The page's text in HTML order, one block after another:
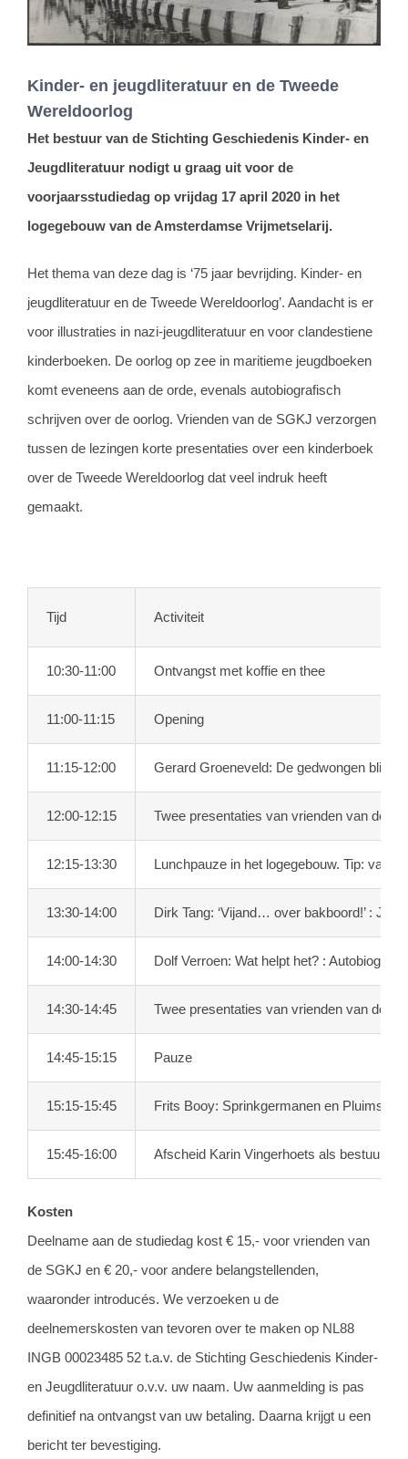
Kinder- en jeugdliteratuur en de Tweede
Wereldoorlog
Het bestuur van de Stichting Geschiedenis Kinder- en
Jeugdliteratuur nodigt u graag uit voor de
voorjaarsstudiedag op vrijdag 17 april 2020 in het
logegebouw van de Amsterdamse Vrijmetselarij.
Het thema van deze dag is ‘75 jaar bevrijding. Kinder- en
jeugdliteratuur en de Tweede Wereldoorlog’. Aandacht is er
voor illustraties in nazi-jeugdliteratuur en voor clandestiene
kinderboeken. De oorlog op zee in maritieme jeugdboeken
komt eveneens aan de orde, evenals autobiografisch
schrijven over de oorlog. Vrienden van de SGKJ verzorgen
tussen de lezingen korte presentaties over een kinderboek
over de Tweede Wereldoorlog dat veel indruk heeft
gemaakt.
Tijd Activiteit
10:30-11:00 Ontvangst met koffie en thee
11:00-11:15 Opening
11:15-12:00 Gerard Groeneveld: De gedwongen blik:
12:00-12:15 Twee presentaties van vrienden van de
12:15-13:30 Lunchpauze in het logegebouw. Tip:
13:30-14:00 Dirk Tang: ‘Vijand… over bakboord!’ :
14:00-14:30 Dolf Verroen: Wat helpt het? :
14:30-14:45 Twee presentaties van vrienden van de
14:45-15:15 Pauze
15:15-15:45 Frits Booy: Sprinkgermanen en
15:45-16:00 Afscheid Karin Vingerhoets als
Kosten
Deelname aan de studiedag kost € 15,- voor vrienden van
de SGKJ en € 20,- voor andere belangstellenden,
waaronder introducés. We verzoeken u de
deelnemerskosten van tevoren over te maken op NL88
INGB 00023485 52 t.a.v. de Stichting Geschiedenis Kinder-
en Jeugdliteratuur o.v.v. uw naam. Uw aanmelding is pas
definitief na ontvangst van uw betaling. Daarna krijgt u een
bericht ter bevestiging.